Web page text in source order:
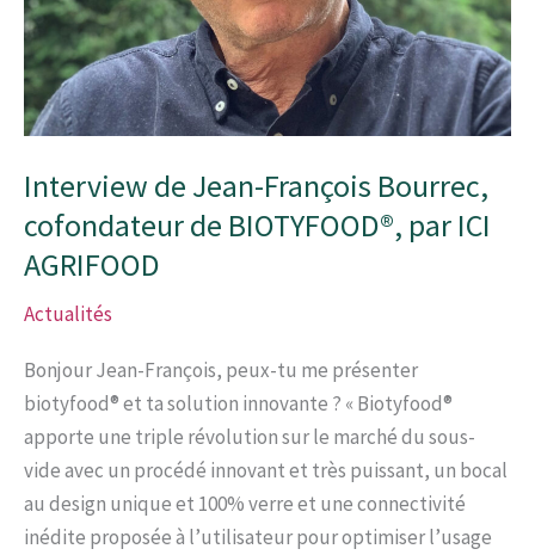
Interview de Jean-François Bourrec,
cofondateur de BIOTYFOOD®, par ICI
AGRIFOOD
Actualités
Bonjour Jean-François, peux-tu me présenter
biotyfood® et ta solution innovante ? « Biotyfood®
apporte une triple révolution sur le marché du sous-
vide avec un procédé innovant et très puissant, un bocal
au design unique et 100% verre et une connectivité
inédite proposée à l’utilisateur pour optimiser l’usage